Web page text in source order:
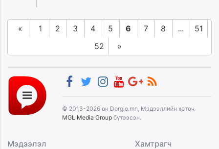
« 1 2 3 4 5 6 7 8 ...
51
52
»
© 2013-2026 он Dorgio.mn, Мэдээллийн хөтөч
MGL Media Group бүтээсэн.
Мэдээлэл Хамтрагч